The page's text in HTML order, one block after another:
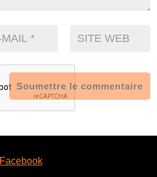
Soumettre le commentaire
Facebook